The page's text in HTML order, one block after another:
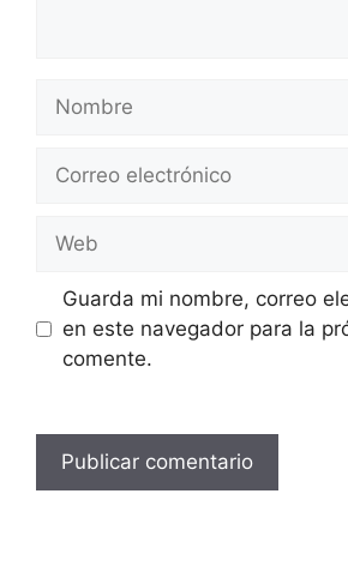
electrónico
Guarda mi nombre, correo
en este navegador para la
comente.